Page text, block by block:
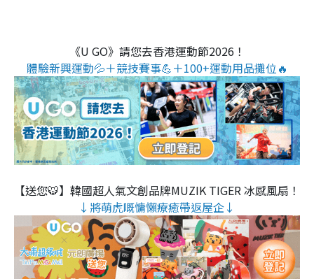
《U GO》請您去香港運動節2026！
體驗新興運動💦＋競技賽事💪＋100+運動用品攤位🔥
【送您🐯】韓國超人氣文創品牌MUZIK TIGER 冰感風扇！
↓將萌虎嘅慵懶療癒帶返屋企↓